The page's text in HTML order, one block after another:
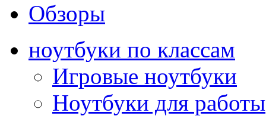
Обзоры
ноутбуки по классам
Игровые ноутбуки
Ноутбуки для работы